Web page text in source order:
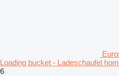
Loading bucket - Ladeschaufel
6